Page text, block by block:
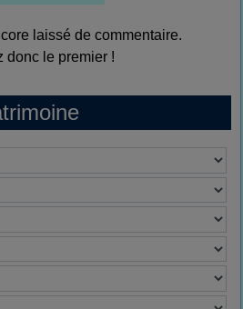
laissé de commentaire.
donc le premier !